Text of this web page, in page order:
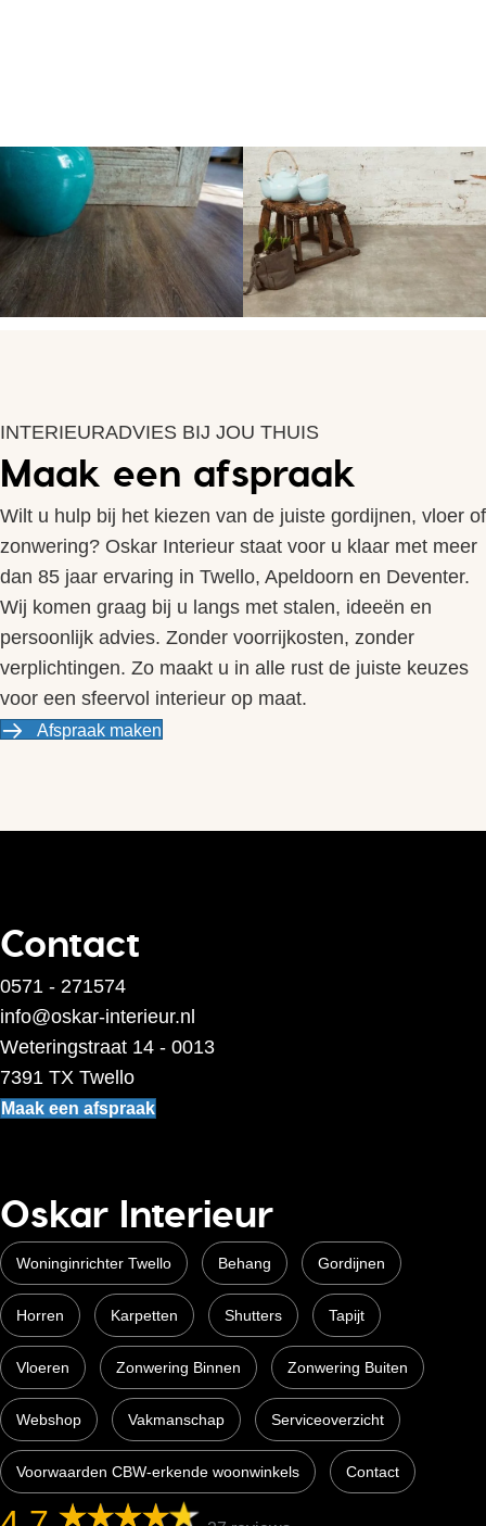
INTERIEURADVIES BIJ JOU THUIS
Maak een afspraak
Wilt u hulp bij het kiezen van de juiste gordijnen, vloer of
zonwering? Oskar Interieur staat voor u klaar met meer
dan 85 jaar ervaring in Twello, Apeldoorn en Deventer.
Wij komen graag bij u langs met stalen, ideeën en
persoonlijk advies. Zonder voorrijkosten, zonder
verplichtingen. Zo maakt u in alle rust de juiste keuzes
voor een sfeervol interieur op maat.
Afspraak maken
Contact
0571 - 271574
info@oskar-interieur.nl
Weteringstraat 14 - 0013
7391 TX Twello
Maak een afspraak
Oskar Interieur
Woninginrichter Twello Behang Gordijnen
Horren Karpetten Shutters Tapijt
Vloeren Zonwering Binnen Zonwering Buiten
Webshop Vakmanschap Serviceoverzicht
Voorwaarden CBW-erkende woonwinkels Contact